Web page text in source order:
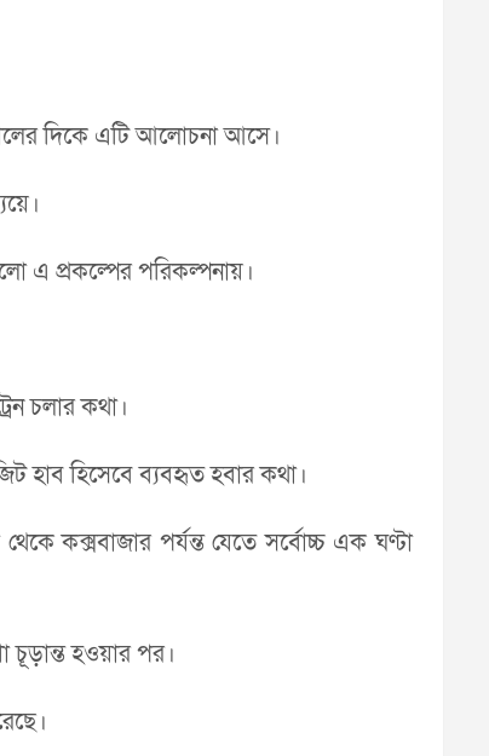
দিকে এটি আলোচনা আসে।
এ প্রকল্পের পরিকল্পনায়।
চলার কথা।
হাব হিসেবে ব্যবহৃত হবার কথা।
কক্সবাজার পর্যন্ত যেতে সর্বোচ্চ এক ঘণ্টা
চূড়ান্ত হওয়ার পর।